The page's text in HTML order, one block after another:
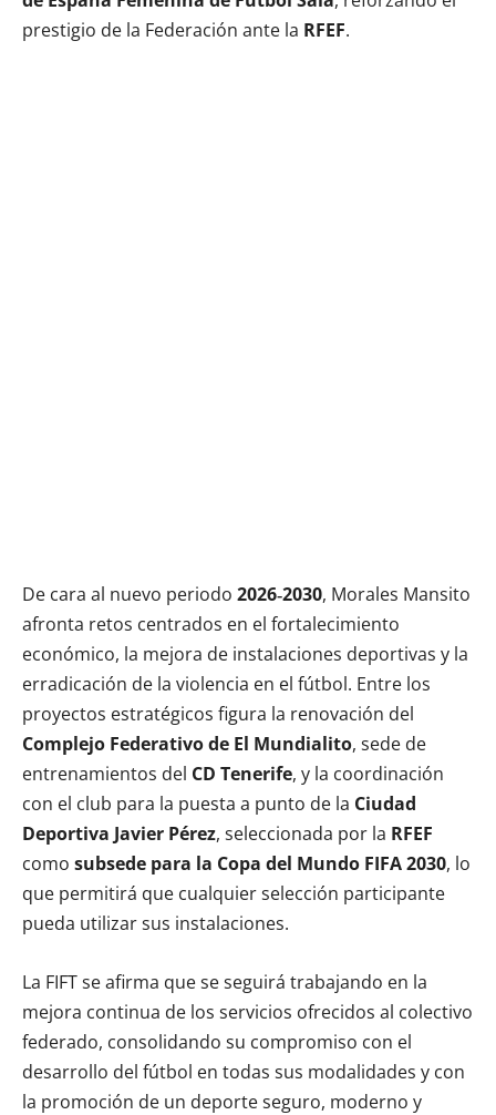
prestigio de la Federación ante la RFEF.
De cara al nuevo periodo 2026‑2030, Morales Mansito
afronta retos centrados en el fortalecimiento
económico, la mejora de instalaciones deportivas y la
erradicación de la violencia en el fútbol. Entre los
proyectos estratégicos figura la renovación del
Complejo Federativo de El Mundialito, sede de
entrenamientos del CD Tenerife, y la coordinación
con el club para la puesta a punto de la Ciudad
Deportiva Javier Pérez, seleccionada por la RFEF
como subsede para la Copa del Mundo FIFA 2030, lo
que permitirá que cualquier selección participante
pueda utilizar sus instalaciones.
La FIFT se afirma que se seguirá trabajando en la
mejora continua de los servicios ofrecidos al colectivo
federado, consolidando su compromiso con el
desarrollo del fútbol en todas sus modalidades y con
la promoción de un deporte seguro, moderno y